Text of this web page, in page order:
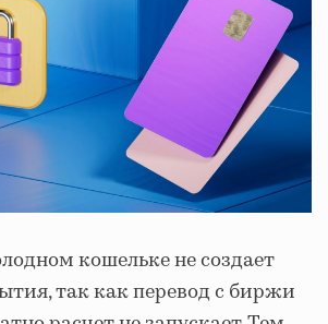
кошельке не создает
так как перевод с биржи